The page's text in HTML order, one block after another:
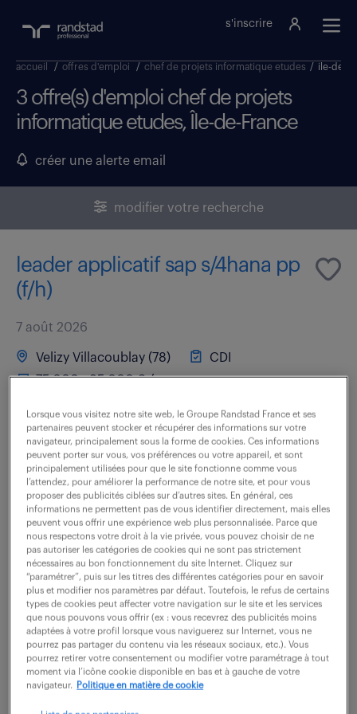
s'inscrire
accueil / offres d'emploi / chef de projets informatique etudes / ile-de-
3 offre(s) d'emploi chef de projets
informatique etudes, Île-de-France
créer une alerte email
modifier votre recherche
leader applicatif sap s/4hana pp
(f/h)
7 août 2026
Velizy Villacoublay (78)
CDI
75 000 - 85 000 € / an
En tant que Spécialiste SAP Engineering to Configure,
vous n'êtes pas un simple exécutant : vous êtes le
leader qui définit les processus cibles et assure
l'intégration de bout en bout...
voir l'offre
chef de projet erp dynamics 365
international (f/h)
9 juillet 2026
Lorsque vous visitez notre site web, le Groupe Randstad France et ses
partenaires peuvent stocker et récupérer des informations sur votre
navigateur, principalement sous la forme de cookies. Ces informations
peuvent porter sur vous, vos préférences ou votre appareil, et sont
principalement utilisées pour que le site fonctionne comme vous
l’attendez, pour améliorer la performance de notre site, et pour vous
proposer des publicités ciblées sur d’autres sites. En général, ces
informations ne permettent pas de vous identifier directement, mais elles
peuvent vous offrir une expérience web plus personnalisée. Parce que
nous respectons votre droit à la vie privée, vous pouvez choisir de ne
pas autoriser les catégories de cookies qui ne sont pas strictement
nécessaires au bon fonctionnement du site Internet. Cliquez sur
“paramétrer”, puis sur les titres des différentes catégories pour en savoir
plus et modifier nos paramètres par défaut. Toutefois, le refus de certains
types de cookies peut affecter votre navigation sur le site et les services
que nous pouvons vous offrir (ex : vous recevrez des publicités moins
adaptées à votre profil lorsque vous naviguerez sur Internet, vous ne
pourrez pas partager du contenu via les réseaux sociaux, etc.). Vous
pourrez retirer votre consentement ou modifier votre paramétrage à tout
moment via l’icône cookie disponible en bas et à gauche de votre
navigateur.
Politique en matière de cookie